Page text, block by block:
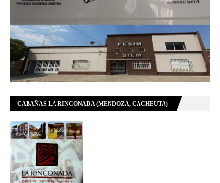
CABAÑAS LA RINCONADA (MENDOZA, CACHEUTA)